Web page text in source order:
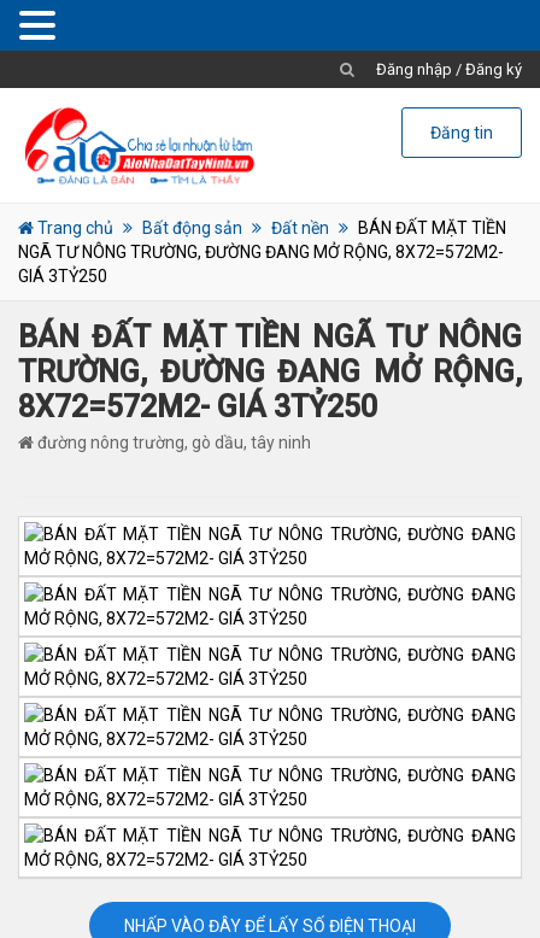
Đăng nhập / Đăng ký
Đăng tin
Trang chủ Bất động sản Đất nền
BÁN ĐẤT MẶT TIỀN
NGÃ TƯ NÔNG TRƯỜNG, ĐƯỜNG ĐANG MỞ RỘNG, 8X72=572M2-
GIÁ 3TỶ250
BÁN ĐẤT MẶT TIỀN NGÃ TƯ NÔNG
TRƯỜNG, ĐƯỜNG ĐANG MỞ RỘNG,
8X72=572M2- GIÁ 3TỶ250
đường nông trường, gò dầu, tây ninh
NHẤP VÀO ĐÂY ĐỂ LẤY SỐ ĐIỆN THOẠI